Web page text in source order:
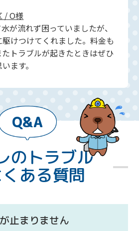
/ O様
が流れず困っていましたが、
けつけてくれました。料金も
トラブルが起きたときはぜひ
ます。
Q&A
のトラブル
ある質問
止まりません